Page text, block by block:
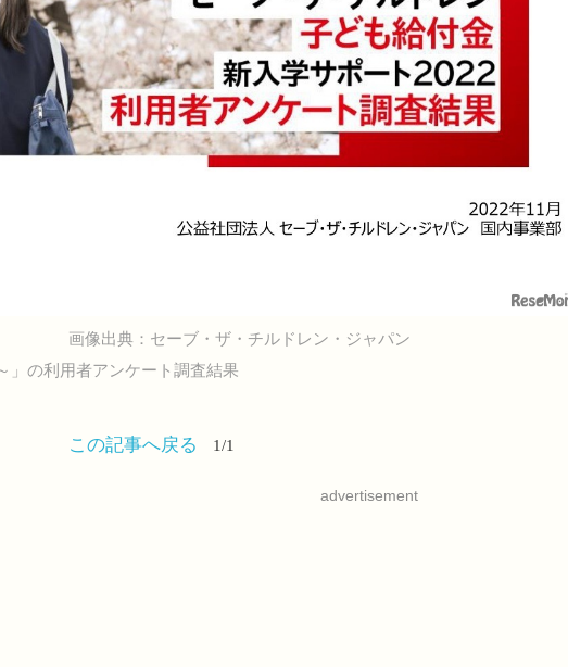
画像出典：セーブ・ザ・チルドレン・ジャパン
」の利用者アンケート調査結果
この記事へ戻る 1/1
advertisement